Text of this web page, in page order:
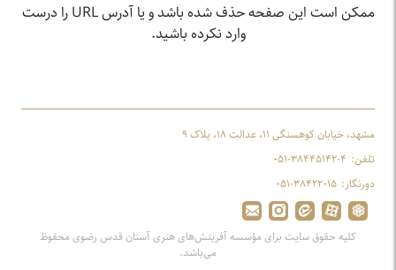
ممکن است این صفحه حذف شده باشد و یا آدرس URL را درست
وارد نکرده باشید.
مشهد، خیابان کوهسنگی ۱۱، عدالت ۱۸، پلاک ۹
تلفن: ۰۵۱-۳۸۴۴۵۱۴۲-۴
دورنگار: ۰۵۱-۳۸۴۲۲۰۱۵
کلیه حقوق سایت برای مؤسسه آفرینش‌های هنری آستان قدس رضوی محفوظ
می‌باشد.